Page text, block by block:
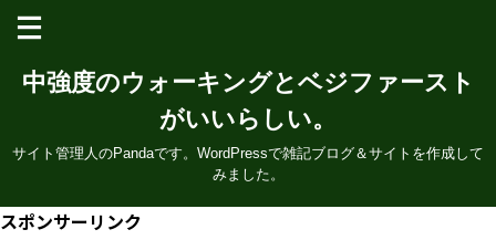
中強度のウォーキングとベジファースト
がいいらしい。
サイト管理人のPandaです。WordPressで雑記ブログ＆サイトを作成して
みました。
スポンサーリンク